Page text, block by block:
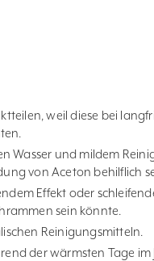
weil diese bei
Wasser und mildem
von Aceton behilflich
Effekt oder
sein könnte.
Reinigungsmitteln.
der wärmsten Tage im